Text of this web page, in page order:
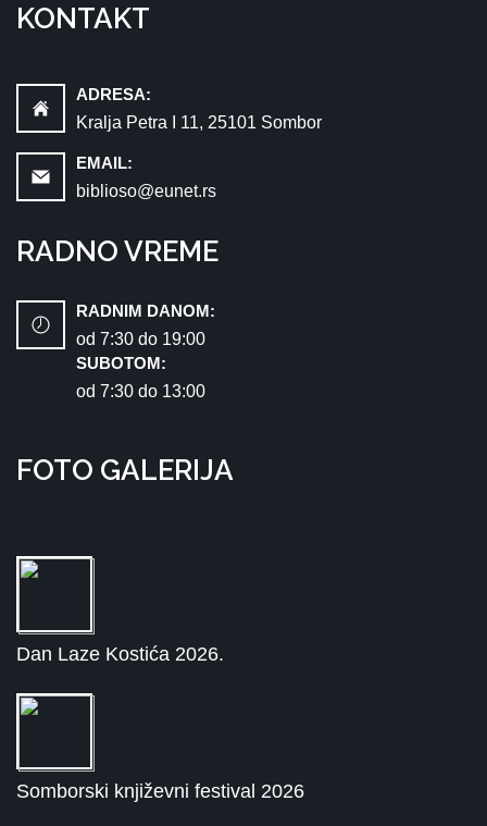
KONTAKT
ADRESA:
Kralja Petra I 11, 25101 Sombor
EMAIL:
biblioso@eunet.rs
RADNO VREME
RADNIM DANOM:
od 7:30 dо 19:00
SUBOTOM:
od 7:30 dо 13:00
FOTO GALERIJA
Dan Laze Kostića 2026.
Somborski književni festival 2026